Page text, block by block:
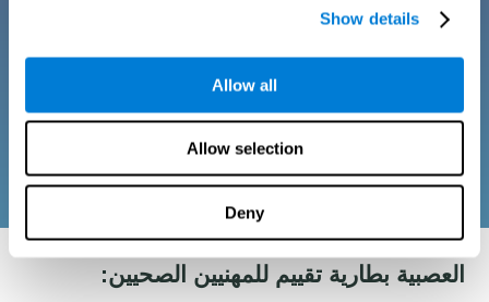
Show details
Allow all
Allow selection
Deny
رقمية
تمّ تصميم كلّ مجموعة للتقييم العصبي-النفسي
لاستخدامها كأداة كشف نقص معرفي. تسمح الاختبارات
المعرفية للأطباء تصميم ومراقبة التدخّل ومعالجة
الاستعادة المعرفية لكلّ مريض.*
العصبية بطارية تقييم للمهنيين الصحيين: